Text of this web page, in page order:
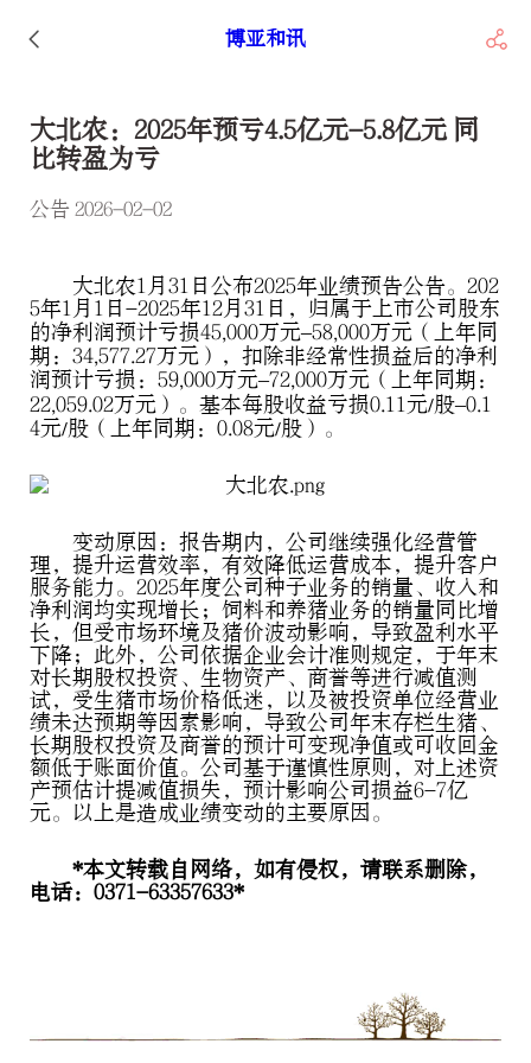
博亚和讯
大北农：2025年预亏4.5亿元-5.8亿元 同
比转盈为亏
公告 2026-02-02
大北农1月31日公布2025年业绩预告公告。202
5年1月1日-2025年12月31日，归属于上市公司股东
的净利润预计亏损45,000万元–58,000万元（上年同
期：34,577.27万元），扣除非经常性损益后的净利
润预计亏损：59,000万元–72,000万元（上年同期：
22,059.02万元）。基本每股收益亏损0.11元/股–0.1
4元/股（上年同期：0.08元/股）。
变动原因：报告期内，公司继续强化经营管
理，提升运营效率，有效降低运营成本，提升客户
服务能力。2025年度公司种子业务的销量、收入和
净利润均实现增长；饲料和养猪业务的销量同比增
长，但受市场环境及猪价波动影响，导致盈利水平
下降；此外，公司依据企业会计准则规定，于年末
对长期股权投资、生物资产、商誉等进行减值测
试，受生猪市场价格低迷，以及被投资单位经营业
绩未达预期等因素影响，导致公司年末存栏生猪、
长期股权投资及商誉的预计可变现净值或可收回金
额低于账面价值。公司基于谨慎性原则，对上述资
产预估计提减值损失，预计影响公司损益6-7亿
元。以上是造成业绩变动的主要原因。
*本文转载自网络，如有侵权，请联系删除，
电话：0371-63357633*